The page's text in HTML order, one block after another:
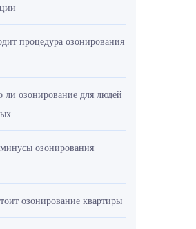
процедура озонирования
ли озонирование для людей
озонирования
озонирование квартиры